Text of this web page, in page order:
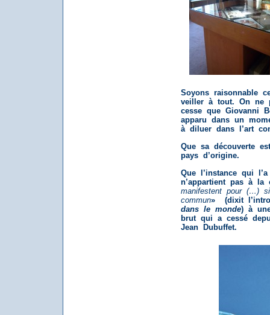
Soyons raisonnable
veiller à tout. On ne
cesse que Giovanni
apparu dans un
à diluer dans l’art
Que sa découverte
pays d’origine.
Que l’instance qui
n’appartient pas à la
manifestent pour (…)
commun» (dixit
dans le monde) à
brut qui a cessé
Jean Dubuffet.